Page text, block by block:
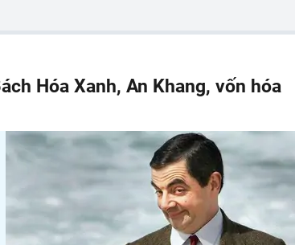
Hóa Xanh, An Khang, vốn hóa